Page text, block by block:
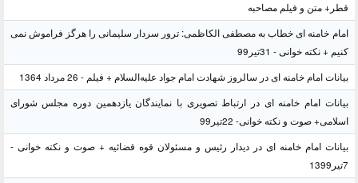
قطر+ متن و فیلم مصاحبه
امام خامنه ای خطاب به مصطفی الکاظمی: ترور سردار سلیمانی را هرگز فراموش نمی
کنیم + نکته خوانی - 31تیر99
بیانات امام خامنه ای در سالروز شهادت امام جواد علیه‌السلام + فیلم - 26 مرداد 1364
بیانات امام خامنه ای در ارتباط تصویری با نمایندگان یازدهمین دوره مجلس شورای
اسلامی+ صوت و نکته خوانی- 22تیر99
بیانات امام خامنه ای در دیدار رئیس و مسئولان قوه قضائیه + صوت و نکته خوانی -
7تیر1399